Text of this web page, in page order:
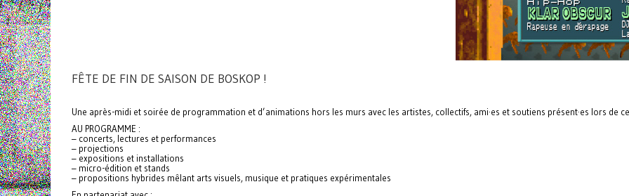
FÊTE DE FIN DE SAISON DE BOSKOP !
Une après-midi et soirée de programmation et d’animations hors les murs avec les artistes, collectifs, ami·es et soutiens présent·es lors de
AU PROGRAMME :
– concerts, lectures et performances
– projections
– expositions et installations
– micro-édition et stands
– propositions hybrides mêlant arts visuels, musique et pratiques expérimentales